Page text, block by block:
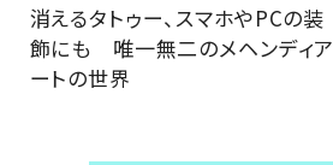
消えるタトゥー、スマホやPCの装
飾にも 唯一無二のメヘンディア
ートの世界